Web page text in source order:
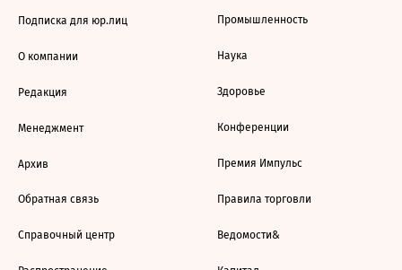
Подписка для юр.лиц
О компании
Редакция
Менеджмент
Архив
Обратная связь
Справочный центр
Промышленность
Наука
Здоровье
Конференции
Премия Импульс
Правила торговли
Ведомости&